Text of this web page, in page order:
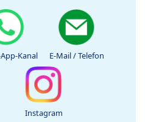
Kanal E-Mail / Telefon
Instagram